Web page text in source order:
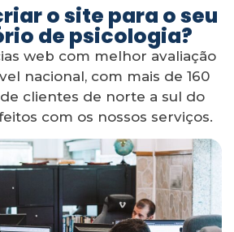
o site para o seu
de psicologia?
web com melhor avaliação
nacional, com mais de 160
clientes de norte a sul do
com os nossos serviços.